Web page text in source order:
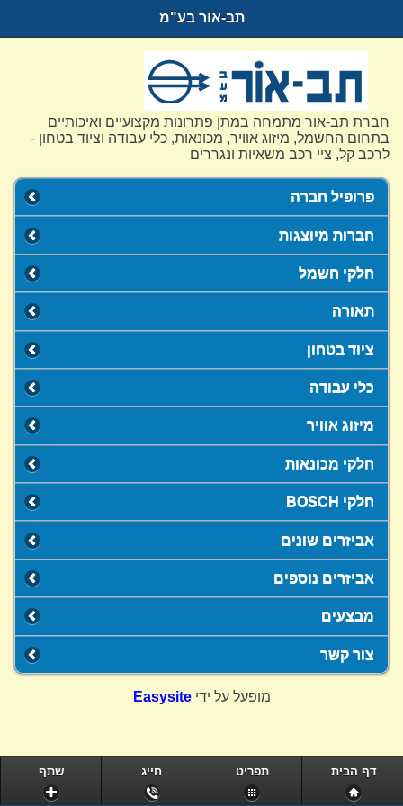
תב-אור בע"מ
חברת תב-אור מתמחה במתן פתרונות מקצועיים ואיכותיים
בתחום החשמל, מיזוג אוויר, מכונאות, כלי עבודה וציוד בטחון -
לרכב קל, ציי רכב משאיות ונגררים
פרופיל חברה
חברות מיוצגות
חלקי חשמל
תאורה
ציוד בטחון
כלי עבודה
מיזוג אוויר
חלקי מכונאות
חלקי BOSCH
אביזרים שונים
אביזרים נוספים
מבצעים
צור קשר
מופעל על ידיEasysite
שתף חייג תפריט דף הבית